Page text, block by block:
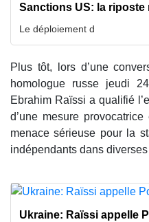
Sanctions US: la riposte
Le déploiement d
Plus tôt, lors d’une
homologue russe jeudi
Ebrahim Raïssi a qualifié
d’une mesure
menace sérieuse pour la
indépendants dans
Ukraine: Raïssi appelle